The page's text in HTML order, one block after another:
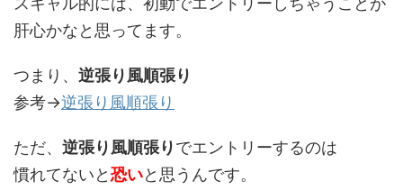
肝心かなと思ってます。
つまり、 逆張り風順張り
参考→逆張り風順張り
ただ、 逆張り風順張りでエントリーするのは
慣れてないと恐いと思うんです。